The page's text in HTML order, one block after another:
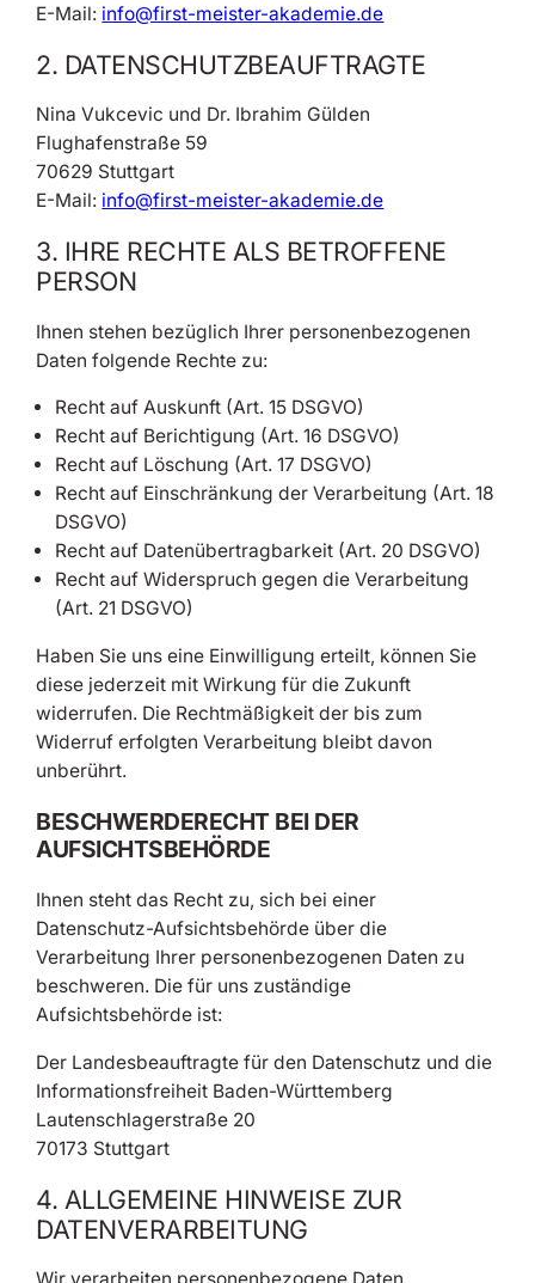
E-Mail: info@first-meister-akademie.de
2. DATENSCHUTZBEAUFTRAGTE
Nina Vukcevic und Dr. Ibrahim Gülden
Flughafenstraße 59
70629 Stuttgart
E-Mail: info@first-meister-akademie.de
3. IHRE RECHTE ALS BETROFFENE
PERSON
Ihnen stehen bezüglich Ihrer personenbezogenen
Daten folgende Rechte zu:
Recht auf Auskunft (Art. 15 DSGVO)
Recht auf Berichtigung (Art. 16 DSGVO)
Recht auf Löschung (Art. 17 DSGVO)
Recht auf Einschränkung der Verarbeitung (Art. 18
DSGVO)
Recht auf Datenübertragbarkeit (Art. 20 DSGVO)
Recht auf Widerspruch gegen die Verarbeitung
(Art. 21 DSGVO)
Haben Sie uns eine Einwilligung erteilt, können Sie
diese jederzeit mit Wirkung für die Zukunft
widerrufen. Die Rechtmäßigkeit der bis zum
Widerruf erfolgten Verarbeitung bleibt davon
unberührt.
BESCHWERDERECHT BEI DER
AUFSICHTSBEHÖRDE
Ihnen steht das Recht zu, sich bei einer
Datenschutz-Aufsichtsbehörde über die
Verarbeitung Ihrer personenbezogenen Daten zu
beschweren. Die für uns zuständige
Aufsichtsbehörde ist:
Der Landesbeauftragte für den Datenschutz und die
Informationsfreiheit Baden-Württemberg
Lautenschlagerstraße 20
70173 Stuttgart
4. ALLGEMEINE HINWEISE ZUR
DATENVERARBEITUNG